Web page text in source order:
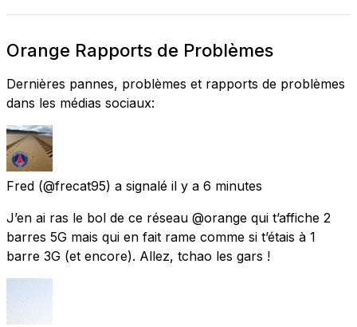
Orange Rapports de Problèmes
Dernières pannes, problèmes et rapports de problèmes
dans les médias sociaux:
Fred (@frecat95) a signalé il y a 6 minutes
J’en ai ras le bol de ce réseau @orange qui t’affiche 2
barres 5G mais qui en fait rame comme si t’étais à 1
barre 3G (et encore). Allez, tchao les gars !